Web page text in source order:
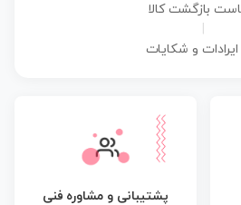
بازگشت کالا
و شکایات
پشتیبانی و مشاوره فنی